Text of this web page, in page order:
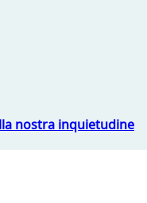
nostra inquietudine